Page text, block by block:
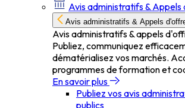
Avis administratifs & Appels
Avis administratifs & Appels
Avis administratifs & appels
Publiez, communiquez
dématérialisez vos marchés.
programmes de formation et
En savoir plus
Publiez vos avis
publics